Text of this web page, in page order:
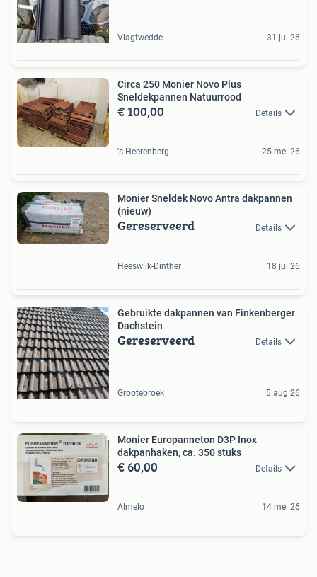
Vlagtwedde 31 jul 26
Circa 250 Monier Novo Plus
Sneldekpannen Natuurrood
€ 100,00 Details
's-Heerenberg 25 mei 26
Monier Sneldek Novo Antra dakpannen
(nieuw)
Gereserveerd Details
Heeswijk-Dinther 18 jul 26
Gebruikte dakpannen van Finkenberger
Dachstein
Gereserveerd Details
Grootebroek 5 aug 26
Monier Europanneton D3P Inox
dakpanhaken, ca. 350 stuks
€ 60,00 Details
Almelo 14 mei 26